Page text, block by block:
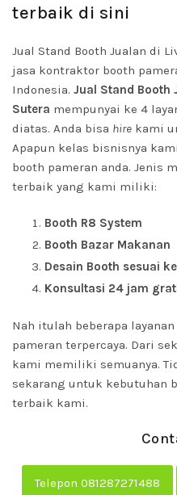
terbaik di sini
Jual Stand Booth Jualan di
jasa kontraktor booth
Indonesia. Jual Stand Booth
Sutera mempunyai ke 4
diatas. Anda bisa hire kami
Apapun kelas bisnisnya
booth pameran anda. Jenis
terbaik yang kami miliki:
Booth R8 System
Booth Bazar Makanan
Desain Booth sesuai
Konsultasi 24 jam
Nah itulah beberapa
pameran terpercaya. Dari
kami memiliki semuanya.
sekarang untuk kebutuhan
terbaik kami.
Telepon 081287271488